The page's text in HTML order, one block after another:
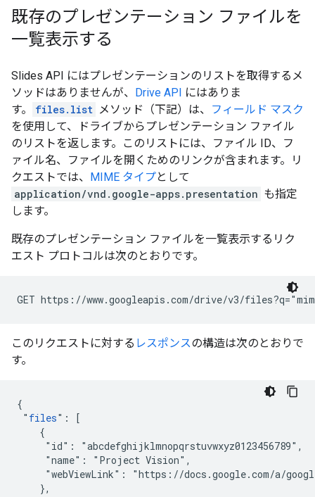
既存のプレゼンテーション ファイルを
一覧表示する
Slides API にはプレゼンテーションのリストを取得するメ
ソッドはありませんが、 Drive API にはありま
す。
files.list メソッド（下記）は、
フィールド マスク
を使用して、ドライブからプレゼンテーション ファイル
のリストを返します。このリストには、ファイル ID、フ
ァイル名、ファイルを開くためのリンクが含まれます。リ
クエストでは、 MIME タイプとして
application/vnd.google-apps.presentation も指定
します。
既存のプレゼンテーション ファイルを一覧表示するリク
エスト プロトコルは次のとおりです。
GET https://www.googleapis.com/drive/v3/
このリクエストに対する レスポンスの構造は次のとおりで
す。
{
" files": [
    {
     "id": "abcdefghijklmnopqrstuvwxyz0123456789",
     "name": "Project Vision",
"webViewLink": "https://docs.google.com/a/
    },